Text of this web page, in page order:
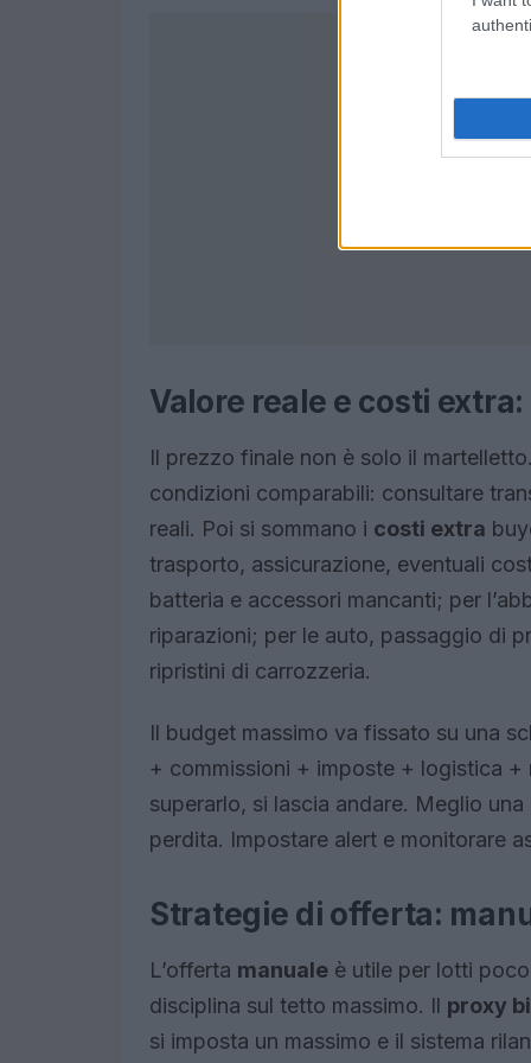
Valore reale e costi
Il prezzo finale non è solo il
condizioni comparabili: consultare
reali. Poi si sommano i costi extra
trasporto, assicurazione, eventuali
batteria e accessori mancanti; per
riparazioni; per le auto, passaggio di
ripristini di carrozzeria.
Il budget massimo va fissato su una
+ commissioni + imposte + logistica +
superarlo, si lascia andare. Meglio
perdita. Impostare alert e monitorare
Strategie di offerta:
L’offerta manuale è utile per lotti
disciplina sul tetto massimo. Il proxy
si imposta un massimo e il sistema